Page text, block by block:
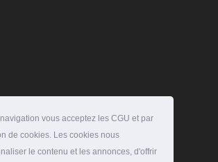
vous acceptez les CGU et par
de cookies. Les cookies nous
le contenu et les annonces, d'offrir